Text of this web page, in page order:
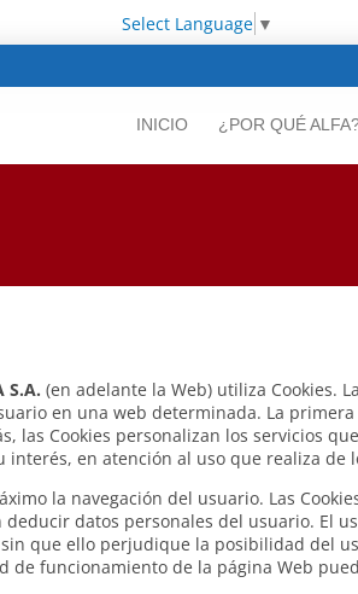
Select Language ▼
INICIO ¿POR QUÉ
S.A. (en adelante la Web) utiliza Cookies.
en una web determinada. La
las Cookies personalizan los servicios
en atención al uso que realiza de
la navegación del usuario. Las
datos personales del usuario. El
que ello perjudique la posibilidad del
de funcionamiento de la página Web